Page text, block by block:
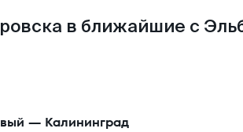
в ближайшие с
— Калининград